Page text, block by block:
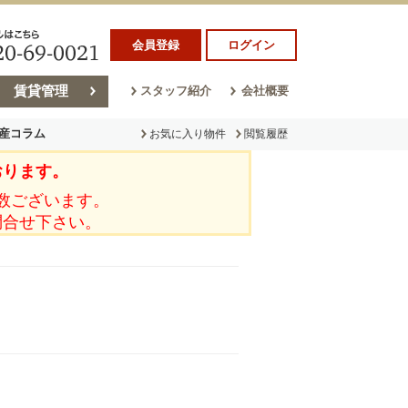
会員登録 ログイン
賃貸管理 スタッフ紹介 会社概要
コラム
ム
お気に入り物件 閲覧履歴
ます。
ざいます。
せ下さい。